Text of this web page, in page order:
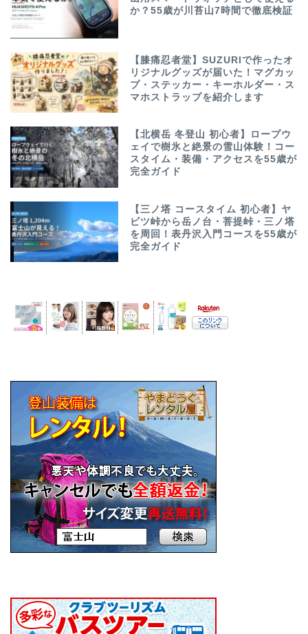
か？55歳が川苔山7時間で徹底検証
【膝痛忍者堂】SUZURIで作ったオ
リジナルグッズが届いた！マグカッ
プ・ステッカー・キーホルダー・ス
マホストラップを紹介します
【北横岳 冬登山 初心者】ロープウ
ェイで樹氷と絶景の雪山体験！コー
スタイム・装備・アクセスを55歳が
完全ガイド
【三ノ塔 コースタイム 初心者】ヤ
ビツ峠から岳ノ台・菩提峠・三ノ塔
を周回！表丹沢入門コースを55歳が
完全ガイド